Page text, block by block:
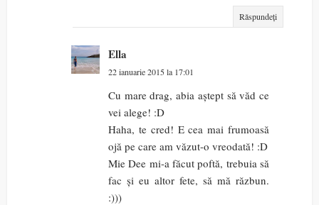
Răspundeți
Ella
22 ianuarie 2015 la 17:01
Cu mare drag, abia aștept să văd ce
vei alege! :D
Haha, te cred! E cea mai frumoasă
ojă pe care am văzut-o vreodată! :D
Mie Dee mi-a făcut poftă, trebuia să
fac și eu altor fete, să mă răzbun.
:)))